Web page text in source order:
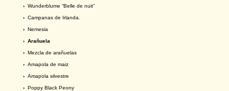
› Wunderblume “Belle de nuit”
› Campanas de Irlanda.
› Nemesia
› Arañuela
› Mezcla de arañuelas
› Amapola de maiz
› Amapola silvestre
› Poppy Black Peony